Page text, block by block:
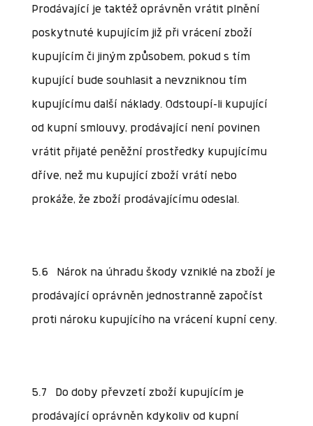
Prodávající je taktéž oprávněn vrátit plnění
poskytnuté kupujícím již při vrácení zboží
kupujícím či jiným způsobem, pokud s tím
kupující bude souhlasit a nevzniknou tím
kupujícímu další náklady. Odstoupí-li kupující
od kupní smlouvy, prodávající není povinen
vrátit přijaté peněžní prostředky kupujícímu
dříve, než mu kupující zboží vrátí nebo
prokáže, že zboží prodávajícímu odeslal.
5.6 Nárok na úhradu škody vzniklé na zboží je
prodávající oprávněn jednostranně započíst
proti nároku kupujícího na vrácení kupní ceny.
5.7 Do doby převzetí zboží kupujícím je
prodávající oprávněn kdykoliv od kupní